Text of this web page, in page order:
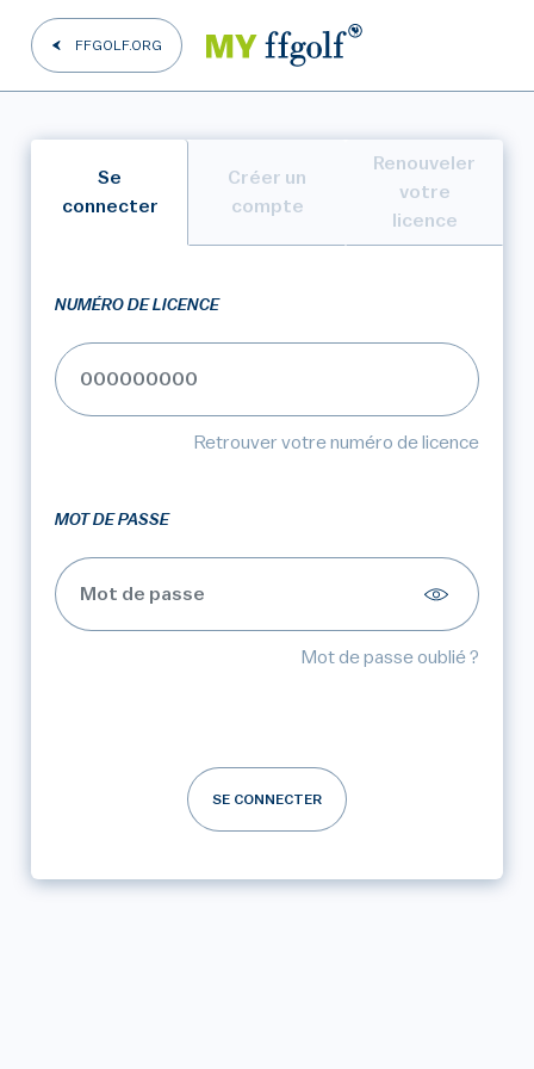
FFGOLF.ORG
Se
connecter
Créer un
compte
Renouveler
votre
licence
NUMÉRO DE LICENCE
Retrouver votre numéro de licence
MOT DE PASSE
Mot de passe oublié ?
SE CONNECTER